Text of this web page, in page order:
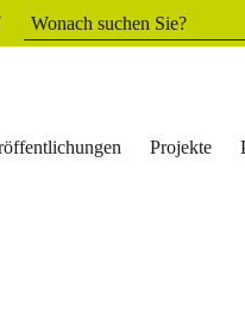
Suchen
nach:
Projekte